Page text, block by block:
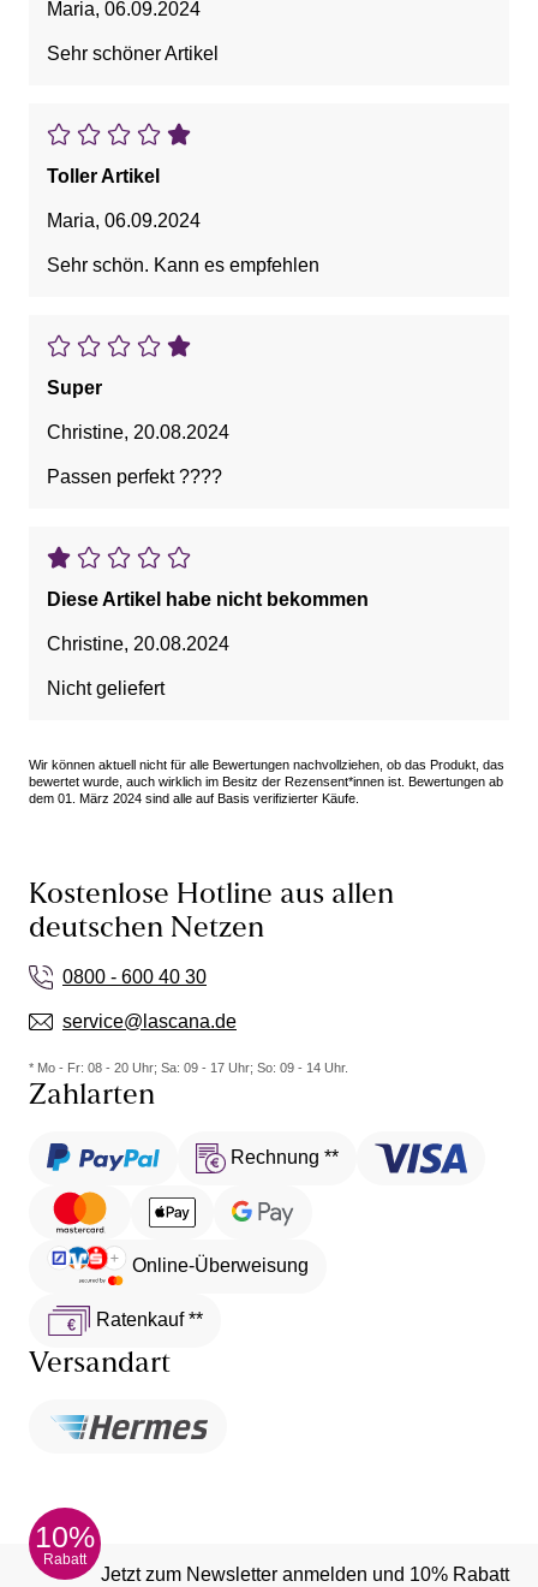
Maria, 06.09.2024
Sehr schöner Artikel
Toller Artikel
Maria, 06.09.2024
Sehr schön. Kann es empfehlen
Super
Christine, 20.08.2024
Passen perfekt ????
Diese Artikel habe nicht bekommen
Christine, 20.08.2024
Nicht geliefert
Wir können aktuell nicht für alle Bewertungen nachvollziehen, ob das Produkt, das
bewertet wurde, auch wirklich im Besitz der Rezensent*innen ist. Bewertungen ab
dem 01. März 2024 sind alle auf Basis verifizierter Käufe.
Kostenlose Hotline aus allen
deutschen Netzen
0800 - 600 40 30
service@lascana.de
* Mo - Fr: 08 - 20 Uhr; Sa: 09 - 17 Uhr; So: 09 - 14 Uhr.
Zahlarten
Rechnung **
Online-Überweisung
Ratenkauf **
Versandart
10%
Rabatt
Jetzt zum Newsletter anmelden und 10% Rabatt